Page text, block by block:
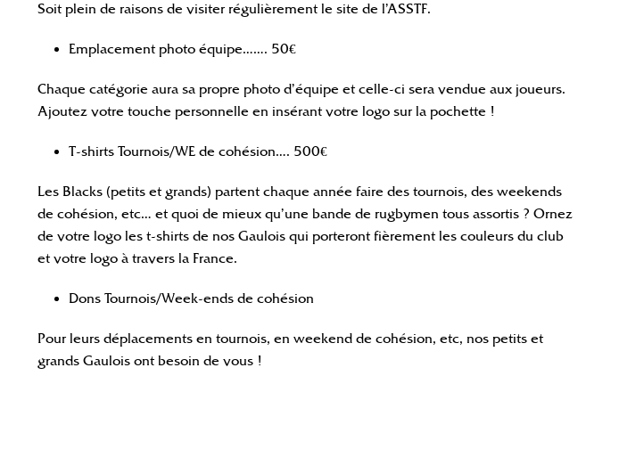
Soit plein de raisons de visiter régulièrement le site de l’ASSTF.
Emplacement photo équipe……. 50€
Chaque catégorie aura sa propre photo d’équipe et celle-ci sera vendue aux joueurs.
Ajoutez votre touche personnelle en insérant votre logo sur la pochette !
T-shirts Tournois/WE de cohésion…. 500€
Les Blacks (petits et grands) partent chaque année faire des tournois, des weekends
de cohésion, etc… et quoi de mieux qu’une bande de rugbymen tous assortis ? Ornez
de votre logo les t-shirts de nos Gaulois qui porteront fièrement les couleurs du club
et votre logo à travers la France.
Dons Tournois/Week-ends de cohésion
Pour leurs déplacements en tournois, en weekend de cohésion, etc, nos petits et
grands Gaulois ont besoin de vous !